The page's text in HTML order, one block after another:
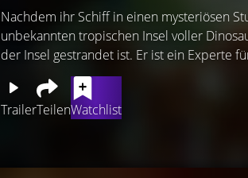
TrailerTeilenWatchlist
Nachdem ihr Schiff in einen mysteriösen
unbekannten tropischen Insel voller
der Insel gestrandet ist. Er ist ein Experte